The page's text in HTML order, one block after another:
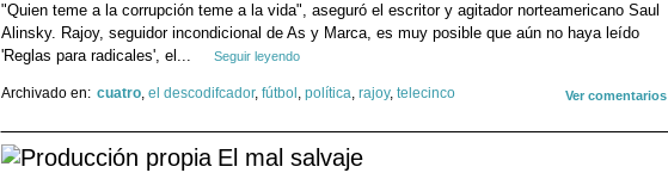
"Quien teme a la corrupción teme a la vida", aseguró el escritor y agitador norteamericano Saul
Alinsky. Rajoy, seguidor incondicional de As y Marca, es muy posible que aún no haya leído
'Reglas para radicales', el...
Seguir leyendo
Ver comentarios
Archivado en: cuatro, el descodifcador, fútbol , política, rajoy, telecinco
El mal salvaje